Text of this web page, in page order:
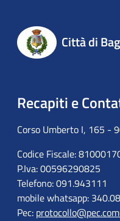
Città di
Recapiti e
Corso Umberto I, 165 -
Codice Fiscale:
P.Iva: 00596290825
Telefono: 091.943111
mobile whatsapp:
Pec: